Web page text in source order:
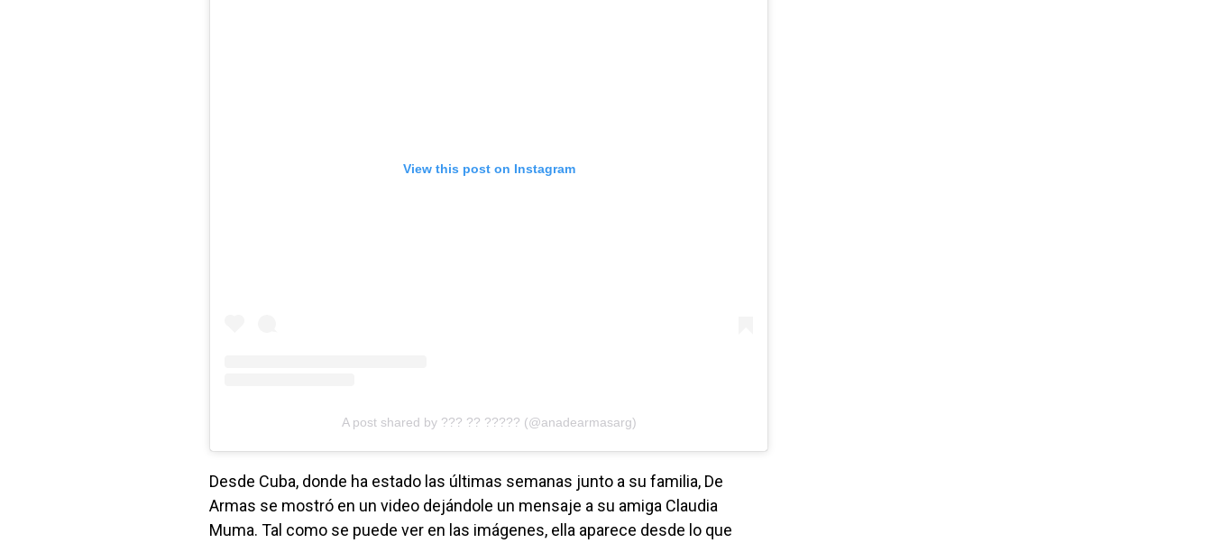
View this post on Instagram
A post shared by ??? ?? ????? (@anadearmasarg)
Desde Cuba, donde ha estado las últimas semanas junto a su familia, De
Armas se mostró en un video dejándole un mensaje a su amiga Claudia
Muma. Tal como se puede ver en las imágenes, ella aparece desde lo que